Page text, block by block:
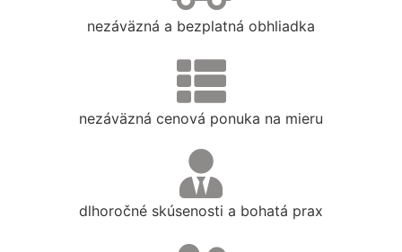
nezáväzná a bezplatná obhliadka
nezáväzná cenová ponuka na mieru
dlhoročné skúsenosti a bohatá prax